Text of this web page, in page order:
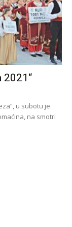
2021“
u subotu je
na smotri